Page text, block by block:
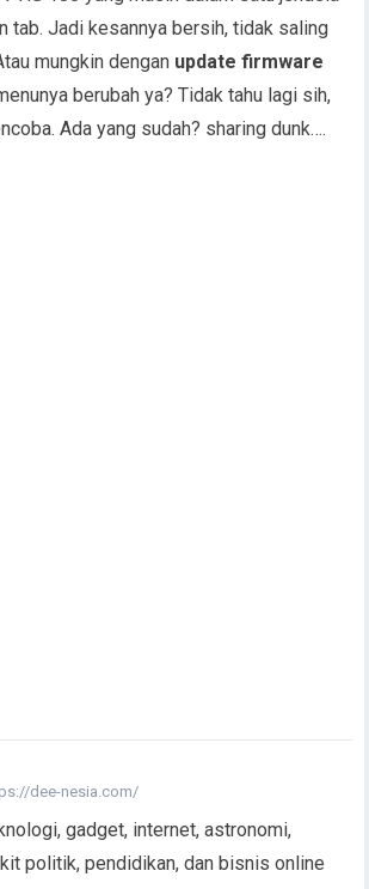
tab. Jadi kesannya bersih, tidak saling
mungkin dengan update firmware
berubah ya? Tidak tahu lagi sih,
Ada yang sudah? sharing dunk….
dee-nesia.com/
gadget, internet, astronomi,
politik, pendidikan, dan bisnis online